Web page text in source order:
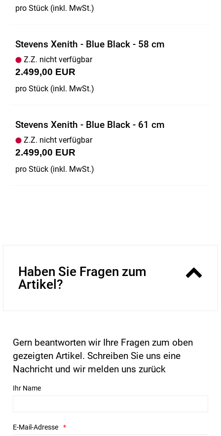
pro Stück (inkl. MwSt.)
Stevens Xenith - Blue Black - 58 cm
Z.Z. nicht verfügbar
2.499,00 EUR
pro Stück (inkl. MwSt.)
Stevens Xenith - Blue Black - 61 cm
Z.Z. nicht verfügbar
2.499,00 EUR
pro Stück (inkl. MwSt.)
Haben Sie Fragen zum
Artikel?
Gern beantworten wir Ihre Fragen zum oben
gezeigten Artikel. Schreiben Sie uns eine
Nachricht und wir melden uns zurück
Ihr Name
E-Mail-Adresse